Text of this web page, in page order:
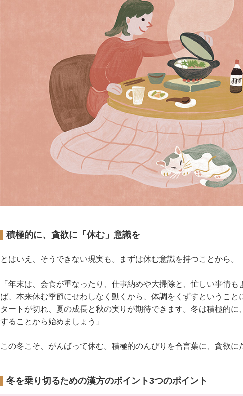
積極的に、貪欲に「休む」意識を
とはいえ、そうできない現実も。まずは休む意識を持つことから。
「年末は、会食が重なったり、仕事納めや大掃除と、忙しい事情
ば、本来休む季節にせわしなく動くから、体調をくずすということ
タートが切れ、夏の成長と秋の実りが期待できます。冬は積極的に
することから始めましょう」
この冬こそ、がんばって休む。積極的のんびりを合言葉に、貪欲に
冬を乗り切るための漢方のポイント3つのポイント